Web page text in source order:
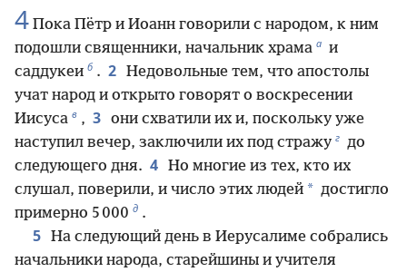
4 Пока Пётр и Иоанн говорили с народом, к ним
подошли священники, начальник храма а и
саддукеи б . 2 Недовольные тем, что апостолы
учат народ и открыто говорят о воскресении
Иисуса в , 3 они схватили их и, поскольку уже
наступил вечер, заключили их под стражу г до
следующего дня. 4 Но многие из тех, кто их
слушал, поверили, и число этих людей * достигло
примерно 5 000 д .
5 На следующий день в Иерусалиме собрались
начальники народа, старейшины и учителя